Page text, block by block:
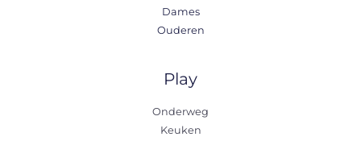
Dames
Ouderen
Play
Onderweg
Keuken